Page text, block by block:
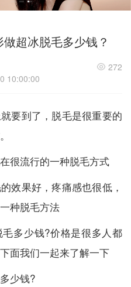
超冰脱毛多少钱？
10:00:00
272
到了，脱毛是很重要的
流行的一种脱毛方式
果好，疼痛感也很低，
种脱毛方法
多少钱?价格是很多人都
面我们一起来了解一下
少钱?